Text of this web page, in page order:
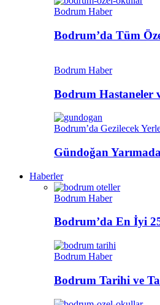
Bodrum Haber
Bodrum’da Tüm
Bodrum Haber
Bodrum Hastaneler
Bodrum’da Gezilecek
Gündoğan
Haberler
Bodrum Haber
Bodrum’da En İyi
Bodrum Haber
Bodrum Tarihi ve